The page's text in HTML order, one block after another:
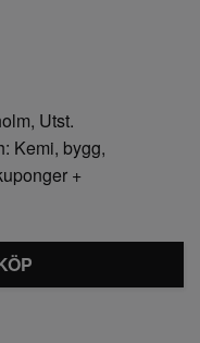
Utst.
Kemi, bygg,
+